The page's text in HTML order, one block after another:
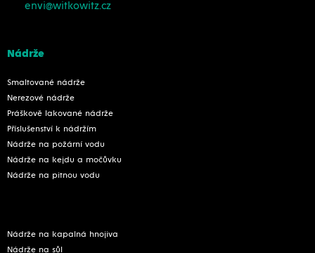
envi@witkowitz.cz
Nádrže
Smaltované nádrže
Nerezové nádrže
Práškově lakované nádrže
Příslušenství k nádržím
Nádrže na požární vodu
Nádrže na kejdu a močůvku
Nádrže na pitnou vodu
Nádrže na kapalná hnojiva
Nádrže na sůl